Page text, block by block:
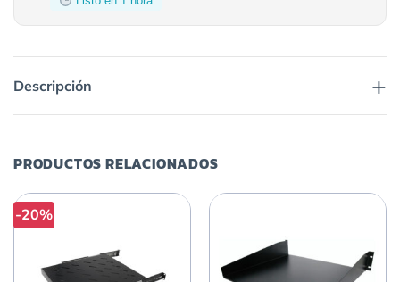
Descripción +
PRODUCTOS RELACIONADOS
-20%